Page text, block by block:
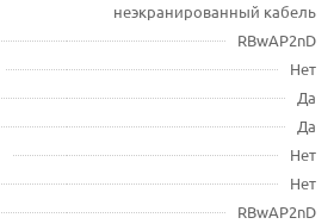
неэкранированный кабель
RBwAP2nD
Нет
Да
Да
Нет
Нет
RBwAP2nD